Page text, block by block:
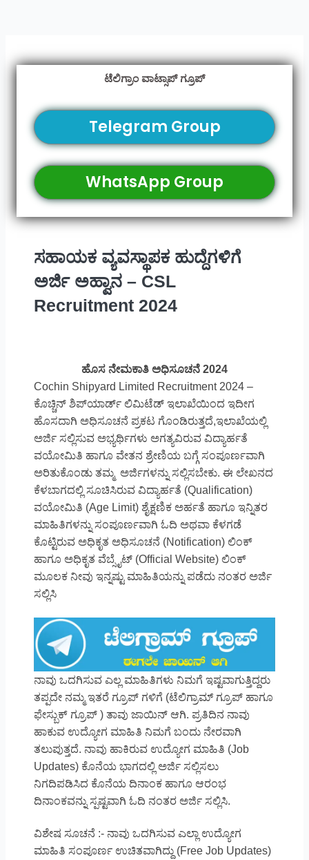
ಟೆಲಿಗ್ರಾಂ ವಾಟ್ಸಾಪ್ ಗ್ರೂಪ್
Telegram Group
WhatsApp Group
ಸಹಾಯಕ ವ್ಯವಸ್ಥಾಪಕ ಹುದ್ದೆಗಳಿಗೆ
ಅರ್ಜಿ ಅಹ್ವಾನ – CSL
Recruitment 2024
ಹೊಸ ನೇಮಕಾತಿ ಅಧಿಸೂಚನೆ 2024
Cochin Shipyard Limited Recruitment 2024 –
ಕೊಚ್ಚಿನ್ ಶಿಪ್‌ಯಾರ್ಡ್ ಲಿಮಿಟೆಡ್ ಇಲಾಖೆಯಿಂದ ಇದೀಗ
ಹೊಸದಾಗಿ ಅಧಿಸೂಚನೆ ಪ್ರಕಟ ಗೊಂಡಿರುತ್ತದೆ,ಇಲಾಖೆಯಲ್ಲಿ
ಅರ್ಜಿ ಸಲ್ಲಿಸುವ ಅಭ್ಯರ್ಥಿಗಳು ಅಗತ್ಯವಿರುವ ವಿದ್ಯಾರ್ಹತೆ
ವಯೋಮಿತಿ ಹಾಗೂ ವೇತನ ಶ್ರೇಣಿಯ ಬಗ್ಗೆ ಸಂಪೂರ್ಣವಾಗಿ
ಅರಿತುಕೊಂಡು ತಮ್ಮ ಅರ್ಜಿಗಳನ್ನು ಸಲ್ಲಿಸಬೇಕು. ಈ ಲೇಖನದ
ಕೆಳಬಾಗದಲ್ಲಿ ಸೂಚಿಸಿರುವ ವಿದ್ಯಾರ್ಹತೆ (Qualification)
ವಯೋಮಿತಿ (Age Limit) ಶೈಕ್ಷಣಿಕ ಅರ್ಹತೆ ಹಾಗೂ ಇನ್ನಿತರ
ಮಾಹಿತಿಗಳನ್ನು ಸಂಪೂರ್ಣವಾಗಿ ಓದಿ ಅಥವಾ ಕೆಳಗಡೆ
ಕೊಟ್ಟಿರುವ ಅಧಿಕೃತ ಅಧಿಸೂಚನೆ (Notification) ಲಿಂಕ್
ಹಾಗೂ ಅಧಿಕೃತ ವೆಬ್ಸೈಟ್ (Official Website) ಲಿಂಕ್
ಮೂಲಕ ನೀವು ಇನ್ನಷ್ಟು ಮಾಹಿತಿಯನ್ನು ಪಡೆದು ನಂತರ ಅರ್ಜಿ
ಸಲ್ಲಿಸಿ
ನಾವು ಒದಗಿಸುವ ಎಲ್ಲ ಮಾಹಿತಿಗಳು ನಿಮಗೆ ಇಷ್ಟವಾಗುತ್ತಿದ್ದರು
ತಪ್ಪದೇ ನಮ್ಮ ಇತರೆ ಗ್ರೂಪ್ ಗಳಿಗೆ (ಟೆಲಿಗ್ರಾಮ್ ಗ್ರೂಪ್ ಹಾಗೂ
ಫೇಸ್ಬುಕ್ ಗ್ರೂಪ್ ) ತಾವು ಜಾಯಿನ್ ಆಗಿ. ಪ್ರತಿದಿನ ನಾವು
ಹಾಕುವ ಉದ್ಯೋಗ ಮಾಹಿತಿ ನಿಮಗೆ ಬಂದು ನೇರವಾಗಿ
ತಲುಪುತ್ತದೆ. ನಾವು ಹಾಕಿರುವ ಉದ್ಯೋಗ ಮಾಹಿತಿ (Job
Updates) ಕೊನೆಯ ಭಾಗದಲ್ಲಿ ಅರ್ಜಿ ಸಲ್ಲಿಸಲು
ನಿಗದಿಪಡಿಸಿದ ಕೊನೆಯ ದಿನಾಂಕ ಹಾಗೂ ಆರಂಭ
ದಿನಾಂಕವನ್ನು ಸ್ಪಷ್ಟವಾಗಿ ಓದಿ ನಂತರ ಅರ್ಜಿ ಸಲ್ಲಿಸಿ.
ವಿಶೇಷ ಸೂಚನೆ :- ನಾವು ಒದಗಿಸುವ ಎಲ್ಲಾ ಉದ್ಯೋಗ
ಮಾಹಿತಿ ಸಂಪೂರ್ಣ ಉಚಿತವಾಗಿದ್ದು (Free Job Updates)